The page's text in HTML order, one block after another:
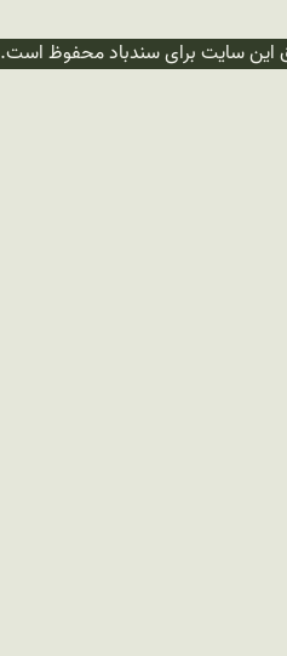
این سایت برای سندباد محفوظ است.